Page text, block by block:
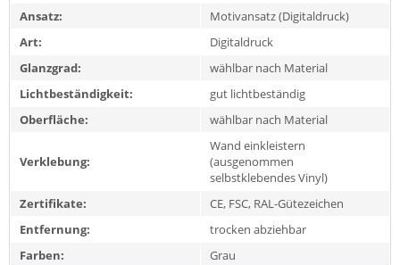
Ansatz:
Motivansatz (Digitaldruck)
Art:
Digitaldruck
Glanzgrad:
wählbar nach Material
Lichtbeständigkeit:
gut lichtbeständig
Oberfläche:
wählbar nach Material
Verklebung:
Wand einkleistern
(ausgenommen
selbstklebendes Vinyl)
Zertifikate:
CE, FSC, RAL-Gütezeichen
Entfernung:
trocken abziehbar
Farben:
Grau